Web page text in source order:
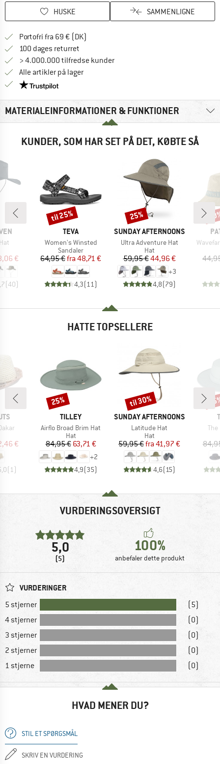
HUSKE SAMMENLIGNE
Portofri fra 69 € (DK)
100 dages returret
> 4.000.000 tilfredse kunder
Alle artikler på lager
Vi er Trustpilot-certificeret - oplysningerne får du
MATERIALEINFORMATIONER & FUNKTIONER
KUNDER, SOM HAR SET PÅ DET, KØBTE SÅ
pris
€
(40)
MÆRKE
TEVA
Artikel
Women's Winsted
Produktgruppe
Sandaler
Pris
64,95 € Nedsat pris
fra 48,71 €
4,3(11 )
Rabat
til 25%
MÆRKE
SUNDAY AFTERNOONS
Artikel
Ultra Adventure Hat
Produktgruppe
Hat
Pris
59,95 €Nedsat pris
44,96 €
+3
4,8(79)
Rabat
25%
Artikel
HATTE TOPSELLERE
pris
€
(1)
MÆRKE
TILLEY
Artikel
Airflo Broad Brim Hat
Produktgruppe
Hat
Pris
84,95 €Nedsat pris
63,71 €
+2
4,9(35)
Rabat
25%
MÆRKE
SUNDAY AFTERNOONS
Artikel
Latitude Hat
Produktgruppe
Hat
Pris
59,95 € Nedsat pris
fra 41,97 €
4,6(15)
Rabat
til 30%
The
VURDERINGSOVERSIGT
5,0
(5)
100%
anbefaler dette produkt
VURDERINGER
5 stjerner
(5)
4 stjerner
(0)
3 stjerner
(0)
2 stjerner
(0)
1 stjerne
(0)
HVAD MENER DU?
STIL ET SPØRGSMÅL
SKRIV EN VURDERING